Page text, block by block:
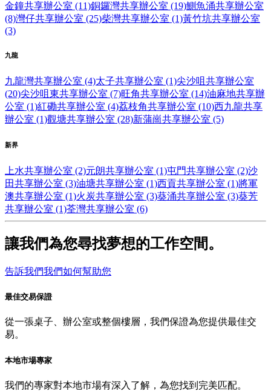
金鐘共享辦公室 (11)銅鑼灣共享辦公室 (19)鰂魚涌共享辦公室
(8)灣仔共享辦公室 (25)柴灣共享辦公室 (1)黃竹坑共享辦公室
(3)
九龍
九龍灣共享辦公室 (4)太子共享辦公室 (1)尖沙咀共享辦公室
(20)尖沙咀東共享辦公室 (7)旺角共享辦公室 (14)油麻地共享辦
公室 (1)紅磡共享辦公室 (4)荔枝角共享辦公室 (10)西九龍共享
辦公室 (1)觀塘共享辦公室 (28)新蒲崗共享辦公室 (5)
新界
上水共享辦公室 (2)元朗共享辦公室 (1)屯門共享辦公室 (2)沙
田共享辦公室 (3)油塘共享辦公室 (1)西貢共享辦公室 (1)將軍
澳共享辦公室 (1)火炭共享辦公室 (3)葵涌共享辦公室 (3)葵芳
共享辦公室 (1)荃灣共享辦公室 (6)
讓我們為您尋找夢想的工作空間。
告訴我們我們如何幫助您
最佳交易保證
從一張桌子、辦公室或整個樓層，我們保證為您提供最佳交
易。
本地市場專家
我們的專家對本地市場有深入了解，為您找到完美匹配。